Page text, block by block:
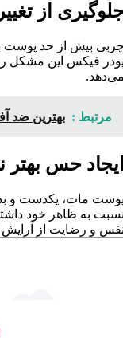
از
بیش ‌از حد پوست
فیکس این مشکل
مرتبط : بهترین ضد
حس بهتر
مات، یکدست و
به ظاهر خود
و رضایت از آرایش